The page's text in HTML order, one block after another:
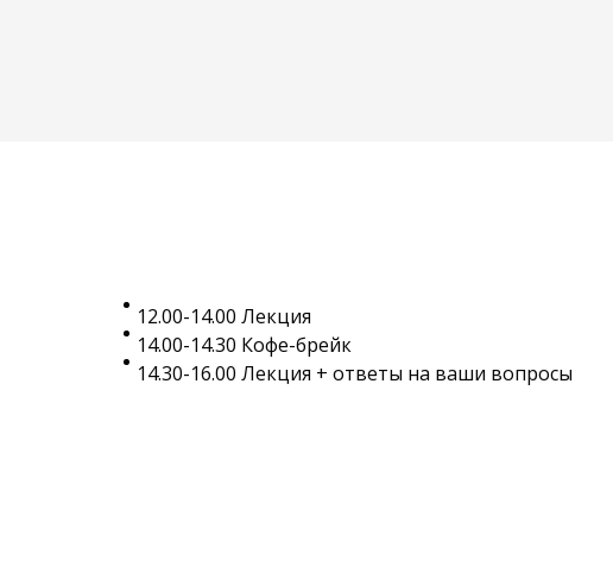
12.00-14.00 Лекция
14.00-14.30 Кофе-брейк
14.30-16.00 Лекция + ответы на ваши вопросы